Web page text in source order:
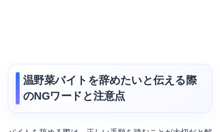
温野菜バイトを辞めたいと伝える際
のNGワードと注意点